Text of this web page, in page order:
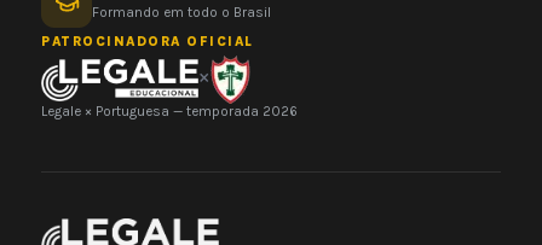
Formando em todo o Brasil
PATROCINADORA OFICIAL
×
Legale × Portuguesa — temporada 2026